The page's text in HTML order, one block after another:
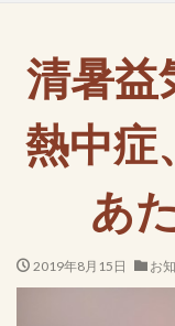
清暑益
熱中症
あ
2019年8月15日 お